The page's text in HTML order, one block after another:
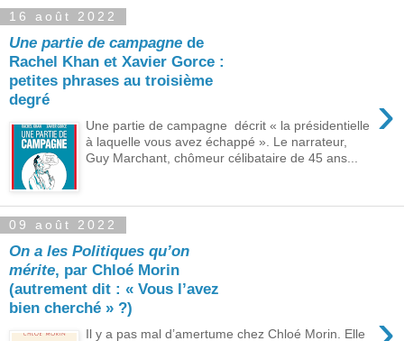
16 août 2022
Une partie de campagne de
Rachel Khan et Xavier Gorce :
petites phrases au troisième
degré
›
Une partie de campagne décrit « la présidentielle
à laquelle vous avez échappé ». Le narrateur,
Guy Marchant, chômeur célibataire de 45 ans...
09 août 2022
On a les Politiques qu’on
mérite, par Chloé Morin
(autrement dit : « Vous l’avez
bien cherché » ?)
Il y a pas mal d’amertume chez Chloé Morin. Elle